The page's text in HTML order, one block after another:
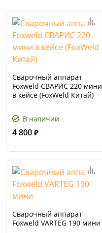
Сварочный аппарат
Foxweld СВАРИС 220 мини
в кейсе (FoxWeld Китай)
В наличии
4 800 ₽
Сварочный аппарат
Foxweld VARTEG 190 мини